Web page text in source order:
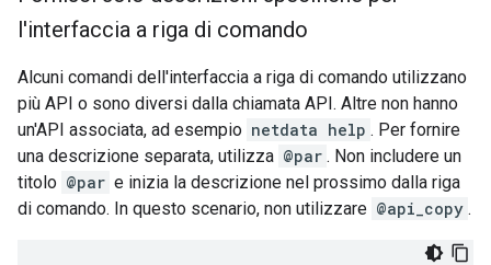
l'interfaccia a riga di comando
Alcuni comandi dell'interfaccia a riga di comando utilizzano
più API o sono diversi dalla chiamata API. Altre non hanno
un'API associata, ad esempio netdata help . Per fornire
una descrizione separata, utilizza @par . Non includere un
titolo @par e inizia la descrizione nel prossimo dalla riga
di comando. In questo scenario, non utilizzare @api_copy .